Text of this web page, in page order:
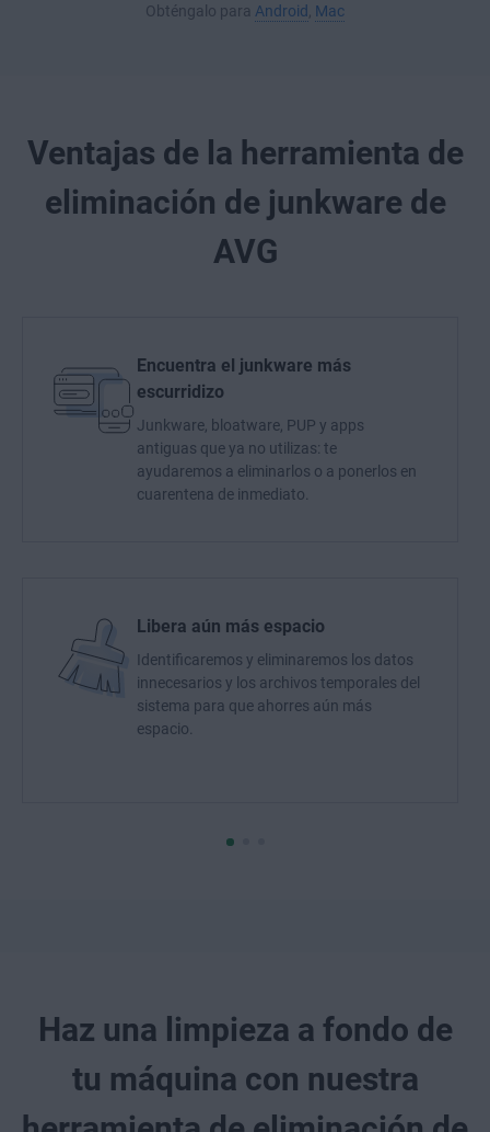
Obténgalo para Android Mac
Ventajas de la herramienta de
eliminación de junkware de
AVG
Encuentra el junkware más
escurridizo
Junkware, bloatware, PUP y apps
antiguas que ya no utilizas: te
ayudaremos a eliminarlos o a ponerlos en
cuarentena de inmediato.
Libera aún más espacio
Identificaremos y eliminaremos los datos
innecesarios y los archivos temporales del
sistema para que ahorres aún más
espacio.
Haz una limpieza a fondo de
tu máquina con nuestra